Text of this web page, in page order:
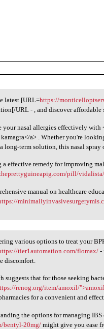
latest [URL=https:/
latest [URL=https://
URL - , and discover
your nasal allergies effectively with
a> . Whether you're
long-term solution, this nasal spray
a effective remedy for improving
pill/vidalista/
manual on healthcare
various options
various options to treat your
tier1automation.com/flomax/ -
discomfort.
suggests that for those seeking
renog.org/item/amoxil/
for a convenient and
the options for managing
bentyl-20mg/ might give you ease